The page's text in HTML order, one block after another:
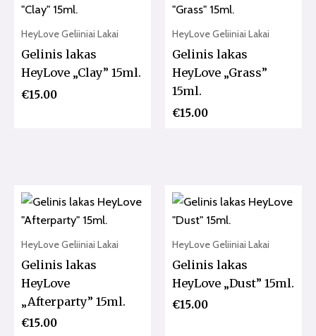
HeyLove Geliiniai Lakai
Gelinis lakas
HeyLove „Clay” 15ml.
€15.00
HeyLove Geliiniai Lakai
Gelinis lakas
HeyLove „Grass”
15ml.
€15.00
HeyLove Geliiniai Lakai
Gelinis lakas
HeyLove
„Afterparty” 15ml.
€15.00
HeyLove Geliiniai Lakai
Gelinis lakas
HeyLove „Dust” 15ml.
€15.00